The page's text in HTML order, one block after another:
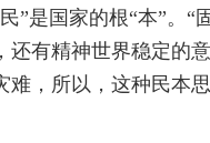
”是国家的根“本”。
还有精神世界稳定的
难，所以，这种民本